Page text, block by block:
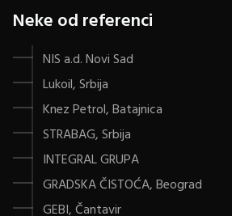
Neke od referenci
NIS a.d. Novi Sad
Lukoil, Srbija
Knez Petrol, Batajnica
STRABAG, Srbija
INTEGRAL GRUPA
GRADSKA ČISTOĆA, Beograd
GEBI, Čantavir